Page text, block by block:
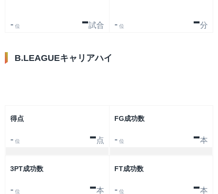
- 位 -試合 - 位 -分
B.LEAGUEキャリアハイ
得点
- 位 -点
FG成功数
- 位 -本
3PT成功数
- 位 -本
FT成功数
- 位 -本